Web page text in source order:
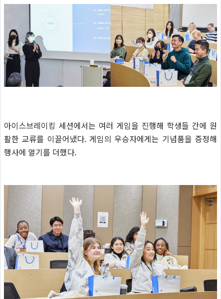
아이스브레이킹 세션에서는 여러 게임을 진행해 학생들 간에 원
활한 교류를 이끌어냈다. 게임의 우승자에게는 기념품을 증정해
행사에 열기를 더했다.